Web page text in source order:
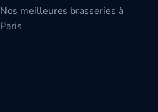
Nos meilleures brasseries à
Paris